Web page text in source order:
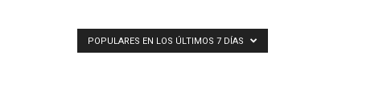
POPULARES EN LOS ÚLTIMOS 7 DÍAS